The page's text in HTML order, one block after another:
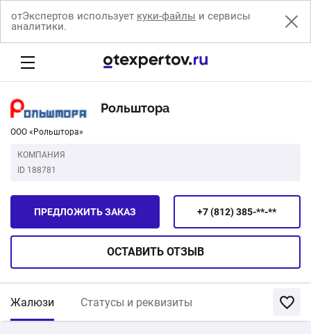
отЭкспертов использует куки-файлы и сервисы
аналитики.
Рольштора
ООО «Рольштора»
КОМПАНИЯ
ID 188781
+7 (812) 385-**-**
ПРЕДЛОЖИТЬ ЗАКАЗ
ОСТАВИТЬ ОТЗЫВ
Жалюзи Статусы и реквизиты